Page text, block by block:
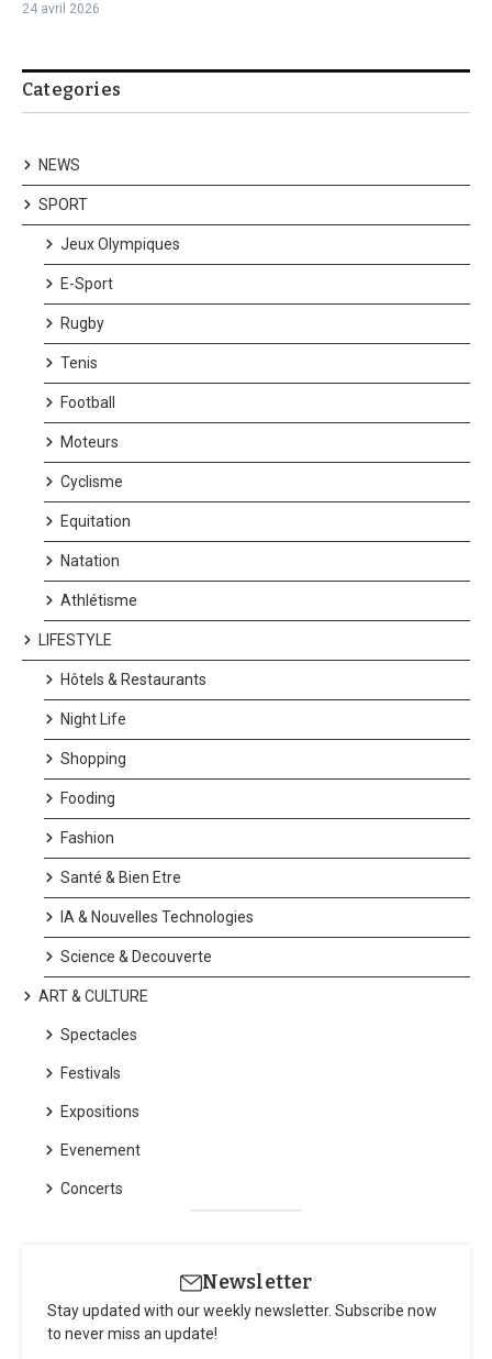
24 avril 2026
Categories
NEWS
SPORT
Jeux Olympiques
E-Sport
Rugby
Tenis
Football
Moteurs
Cyclisme
Equitation
Natation
Athlétisme
LIFESTYLE
Hôtels & Restaurants
Night Life
Shopping
Fooding
Fashion
Santé & Bien Etre
IA & Nouvelles Technologies
Science & Decouverte
ART & CULTURE
Spectacles
Festivals
Expositions
Evenement
Concerts
Newsletter
Stay updated with our weekly newsletter. Subscribe now
to never miss an update!